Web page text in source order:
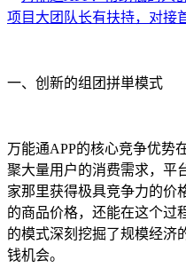
一、创新的组团拼単模式
万能通APP的核心竞争优势
聚大量用户的消费需求，平
家那里获得极具竞争力的价
的商品价格，还能在这个过
的模式深刻挖掘了规模经济
钱机会。